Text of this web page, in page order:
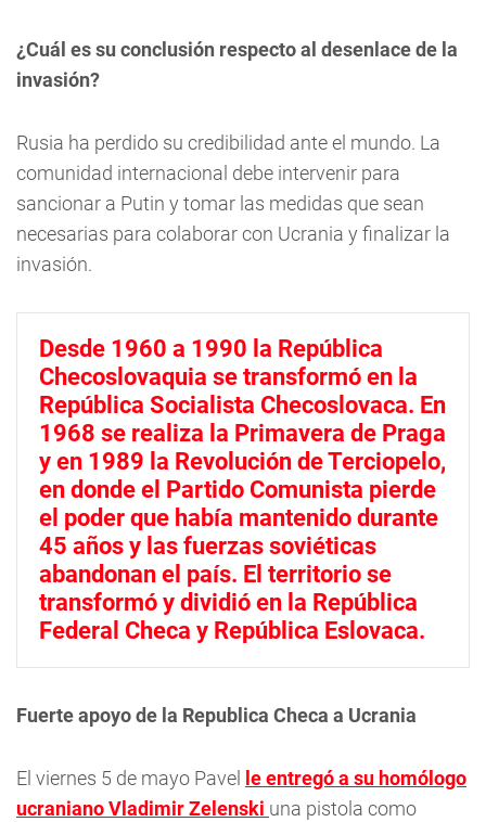
¿Cuál es su conclusión respecto al desenlace de la
invasión?
Rusia ha perdido su credibilidad ante el mundo. La
comunidad internacional debe intervenir para
sancionar a Putin y tomar las medidas que sean
necesarias para colaborar con Ucrania y finalizar la
invasión.
Desde 1960 a 1990 la República
Checoslovaquia se transformó en la
República Socialista Checoslovaca. En
1968 se realiza la Primavera de Praga
y en 1989 la Revolución de Terciopelo,
en donde el Partido Comunista pierde
el poder que había mantenido durante
45 años y las fuerzas soviéticas
abandonan el país. El territorio se
transformó y dividió en la República
Federal Checa y República Eslovaca.
Fuerte apoyo de la Republica Checa a Ucrania
El viernes 5 de mayo Pavel
le entregó a su homólogo
ucraniano Vladimir Zelenski una pistola como